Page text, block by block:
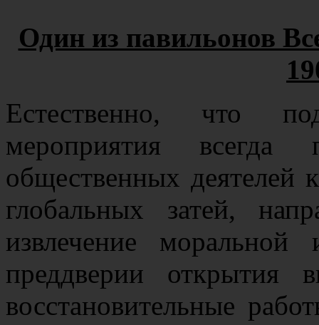
Один из павильонов
Естественно, что
мероприятия всегда
общественных деятелей
глобальных затей,
извлечение
преддверии открытия
восстановительные